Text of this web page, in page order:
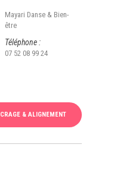
Mayari Danse & Bien-
être
Téléphone :
07 52 08 99 24
& ALIGNEMENT